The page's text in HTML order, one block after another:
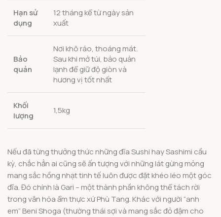
Hạn sử
dụng
12 tháng kể từ ngày sản
xuất
Bảo
quản
Nơi khô ráo, thoáng mát.
Sau khi mở túi, bảo quản
lạnh để giữ độ giòn và
hương vị tốt nhất
Khối
lượng
1,5kg
Nếu đã từng thưởng thức những đĩa Sushi hay Sashimi cầu
kỳ, chắc hẳn ai cũng sẽ ấn tượng với những lát gừng mỏng
mang sắc hồng nhạt tinh tế luôn được đặt khéo léo một góc
đĩa. Đó chính là Gari – một thành phần không thể tách rời
trong văn hóa ẩm thực xứ Phù Tang. Khác với người “anh
em” Beni Shoga (thường thái sợi và mang sắc đỏ đậm cho